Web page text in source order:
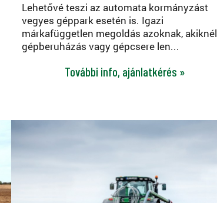
Lehetővé teszi az automata kormányzást
vegyes géppark esetén is. Igazi
márkafüggetlen megoldás azoknak, akiknél
gépberuházás vagy gépcsere len...
További info, ajánlatkérés »